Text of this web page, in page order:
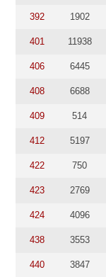
392 1902
401 11938
406 6445
408 6688
409 514
412 5197
422 750
423 2769
424 4096
438 3553
440 3847